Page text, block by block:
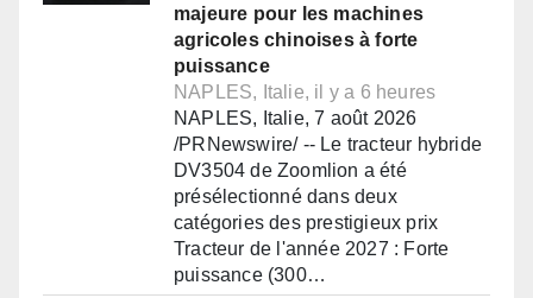
majeure pour les machines
agricoles chinoises à forte
puissance
NAPLES, Italie, il y a 6 heures
NAPLES, Italie, 7 août 2026
/PRNewswire/ -- Le tracteur hybride
DV3504 de Zoomlion a été
présélectionné dans deux
catégories des prestigieux prix
Tracteur de l'année 2027 : Forte
puissance (300…